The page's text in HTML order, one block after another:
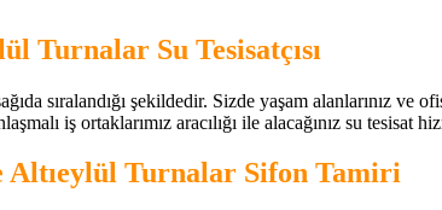
Turnalar Su Tesisatçısı
sıralandığı şekildedir. Sizde yaşam alanlarınız
iş ortaklarımız aracılığı ile alacağınız su
Turnalar Sifon Tamiri